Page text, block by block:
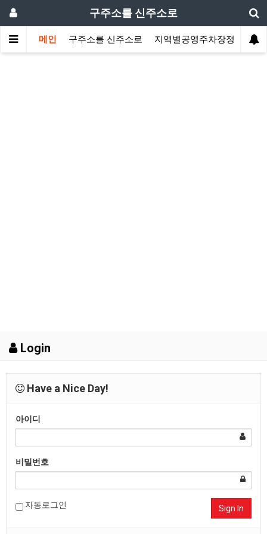
구주소를 신주소로
메인 구주소를 신주소로 지역별공영주차장정보 지
Login
Have a Nice Day!
아이디
비밀번호
자동로그인 Sign In